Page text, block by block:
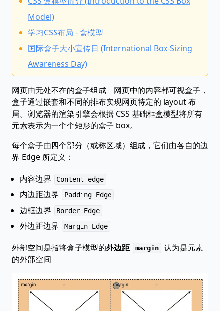
Model)
学习CSS布局 - 盒模型
国际盒子大小宣传日 (International Box-Sizing
Awareness Day)
网页由无处不在的盒子组成，网页中的内容都可视盒子，
盒子通过嵌套和不同的排布实现网页特定的 layout 布
局。浏览器的渲染引擎会根据 CSS 基础框盒模型将所有
元素表示为一个个矩形的盒子 box。
每个盒子由四个部分（或称区域）组成，它们由各自的边
界 Edge 所定义：
内容边界
Content edge
内边距边界 Padding Edge
边框边界 Border Edge
外边距边界 Margin Edge
外部空间是指将盒子模型的外边距 margin
认为是元素
的外部空间